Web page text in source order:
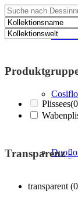
Plissees
Transparenz-
transparent